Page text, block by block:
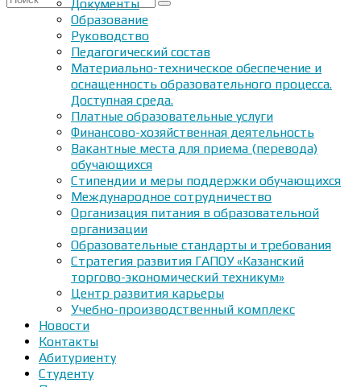
Документы
Образование
Руководство
Педагогический состав
Материально-техническое обеспечение и
оснащенность образовательного процесса.
Доступная среда.
Платные образовательные услуги
Финансово-хозяйственная деятельность
Вакантные места для приема (перевода)
обучающихся
Стипендии и меры поддержки обучающихся
Международное сотрудничество
Организация питания в образовательной
организации
Образовательные стандарты и требования
Стратегия развития ГАПОУ «Казанский
торгово-экономический техникум»
Центр развития карьеры
Учебно-производственный комплекс
Новости
Контакты
Абитуриенту
Студенту